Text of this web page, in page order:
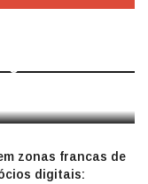
China
zonas francas de
digitais: